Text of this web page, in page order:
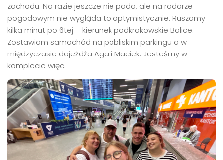
zachodu. Na razie jeszcze nie pada, ale na radarze
pogodowym nie wygląda to optymistycznie. Ruszamy
kilka minut po 6tej – kierunek podkrakowskie Balice.
Zostawiam samochód na pobliskim parkingu a w
międzyczasie dojeżdża Aga i Maciek. Jesteśmy w
komplecie więc.